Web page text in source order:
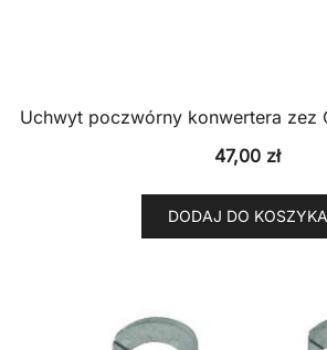
Uchwyt poczwórny konwertera zez
47,00 zł
DODAJ DO KOSZYKA